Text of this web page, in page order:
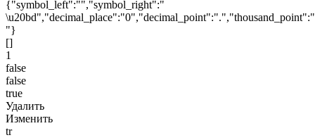
{"symbol_left":"","symbol_right":"
\u20bd","decimal_place":"0","decimal_point":".","thousand_point":"
"}
[]
1
false
false
true
Удалить
Изменить
tr